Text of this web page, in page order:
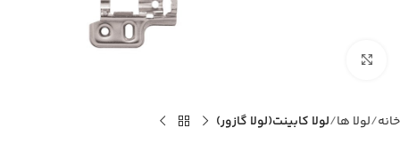
خانه لولا ها لولا کابینت(لولا گازور)